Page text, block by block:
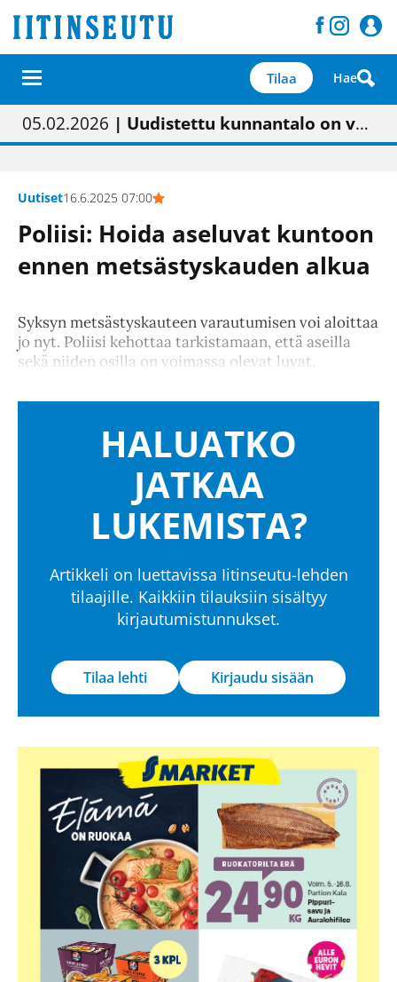
Tilaa Hae
01.02.2026 | Painon vaihtumisen pitäisi näkyä hieman parempana painojäljen laatuna lehdessä
05.02.2026 | Uudistettu kunnantalo on valoisa
23.04.2026 | “Olemme käynnistämässä uudelleen keskustavisiotyön”
09.05.2026| "Maalla on totuttu elämään omavaraisemmin kuin kaupungissa"
Uutiset16.6.2025 07:00
Poliisi: Hoida aseluvat kuntoon
ennen metsästyskauden alkua
Syksyn metsästyskauteen varautumisen voi aloittaa
jo nyt. Poliisi kehottaa tarkistamaan, että aseilla
sekä niiden osilla on voimassa olevat luvat.
HALUATKO
JATKAA
LUKEMISTA?
Artikkeli on luettavissa Iitinseutu-lehden
tilaajille. Kaikkiin tilauksiin sisältyy
kirjautumistunnukset.
Tilaa lehti Kirjaudu sisään